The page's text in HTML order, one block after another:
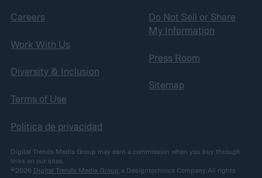
Careers
Work With Us
Diversity & Inclusion
Terms of Use
Política de privacidad
Do Not Sell or Share
My Information
Press Room
Sitemap
Digital Trends Media Group may earn a commission when you buy through
links on our sites.
©2026 Digital Trends Media Group, a Designtechnica Company. All rights